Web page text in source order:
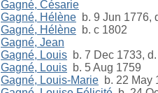
Gagné, Césarie
Gagné, Hélène b. 9 Jun 1776,
Gagné, Hélène b. c 1802
Gagné, Jean
Gagné, Louis b. 7 Dec 1733,
Gagné, Louis b. 5 Aug 1759
Gagné, Louis-Marie b. 22 May